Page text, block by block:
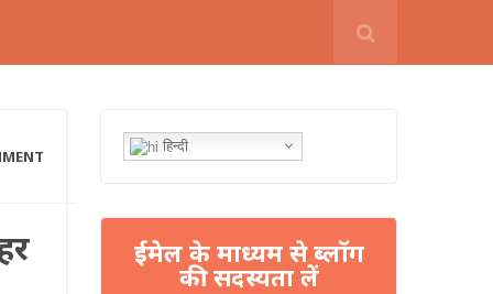
हिन्दी
ईमेल के माध्यम से ब्लॉग
की सदस्यता लें